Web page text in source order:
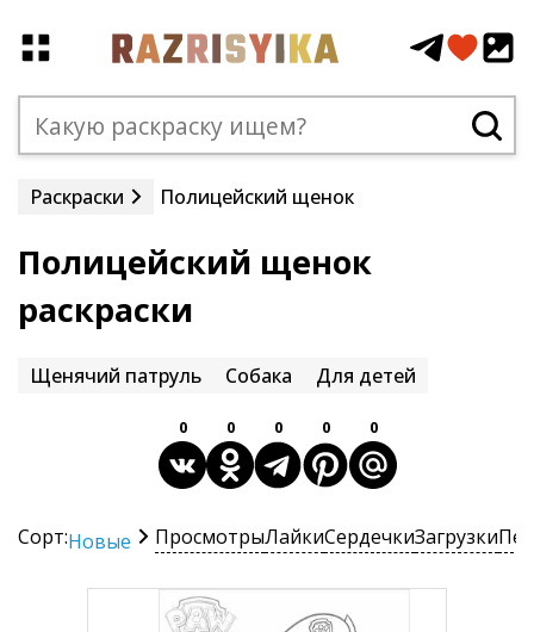
Раскраски Полицейский щенок
Полицейский щенок
раскраски
Щенячий патруль Собака Для детей
0 0 0 0 0
Сорт:Новые ПросмотрыЛайкиСердечкиЗагрузки